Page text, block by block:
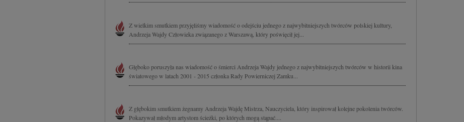
Z wielkim smutkiem przyjęliśmy wiadomość o odejściu jednego z najwybitniejszych twórców polskiej kultury,
Andrzeja Wajdy Człowieka związanego z Warszawą, który poświęcił jej...
Głęboko poruszyła nas wiadomość o śmierci Andrzeja Wajdy jednego z najwybitniejszych twórców w historii kina
światowego w latach 2001 - 2015 członka Rady Powierniczej Zamku...
Z głębokim smutkiem żegnamy Andrzeja Wajdę Mistrza, Nauczyciela, który inspirował kolejne pokolenia twórców.
Pokazywał młodym artystom ścieżki, po których mogą stąpać....